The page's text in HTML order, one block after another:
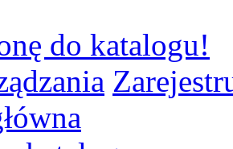
do katalogu!